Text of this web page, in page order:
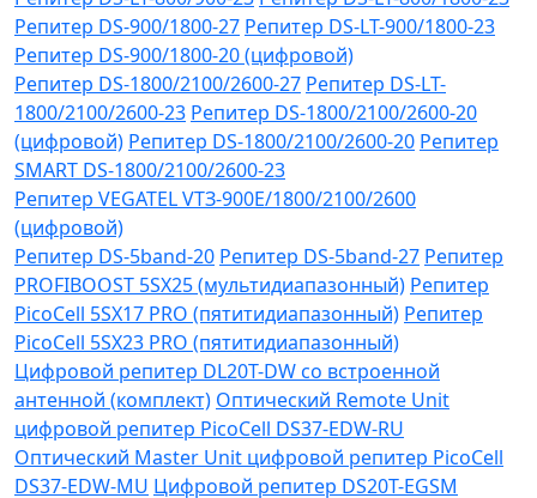
Репитер DS-900/1800-27 Репитер DS-LT-900/1800-23
Репитер DS-900/1800-20 (цифровой)
Репитер DS-1800/2100/2600-27 Репитер DS-LT-
1800/2100/2600-23 Репитер DS-1800/2100/2600-20
(цифровой) Репитер DS-1800/2100/2600-20 Репитер
SMART DS-1800/2100/2600-23
Репитер VЕGATEL VТЗ-900Е/1800/2100/2600
(цифровой)
Репитер DS-5band-20 Репитер DS-5band-27 Репитер
PROFIBOOST 5SX25 (мультидиапазонный) Репитер
PicoCell 5SX17 PRO (пятитидиапазонный) Репитер
PicoCell 5SX23 PRO (пятитидиапазонный)
Цифровой репитер DL20T-DW со встроенной
антенной (комплект) Оптический Remote Unit
цифровой репитер PicoCell DS37-EDW-RU
Оптический Master Unit цифровой репитер PicoCell
DS37-EDW-MU Цифровой репитер DS20T-EGSM